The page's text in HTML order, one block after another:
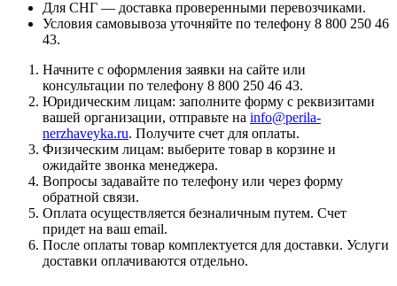
Для СНГ — доставка проверенными перевозчиками.
Условия самовывоза уточняйте по телефону 8 800 250 46
43.
Начните с оформления заявки на сайте или
консультации по телефону 8 800 250 46 43.
Юридическим лицам: заполните форму с реквизитами
вашей организации, отправьте на info@perila-
nerzhaveyka.ru. Получите счет для оплаты.
Физическим лицам: выберите товар в корзине и
ожидайте звонка менеджера.
Вопросы задавайте по телефону или через форму
обратной связи.
Оплата осуществляется безналичным путем. Счет
придет на ваш email.
После оплаты товар комплектуется для доставки. Услуги
доставки оплачиваются отдельно.